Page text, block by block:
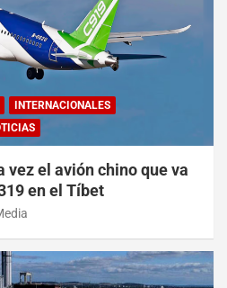
INTERNACIONALES
vez el avión chino que va
en el Tíbet